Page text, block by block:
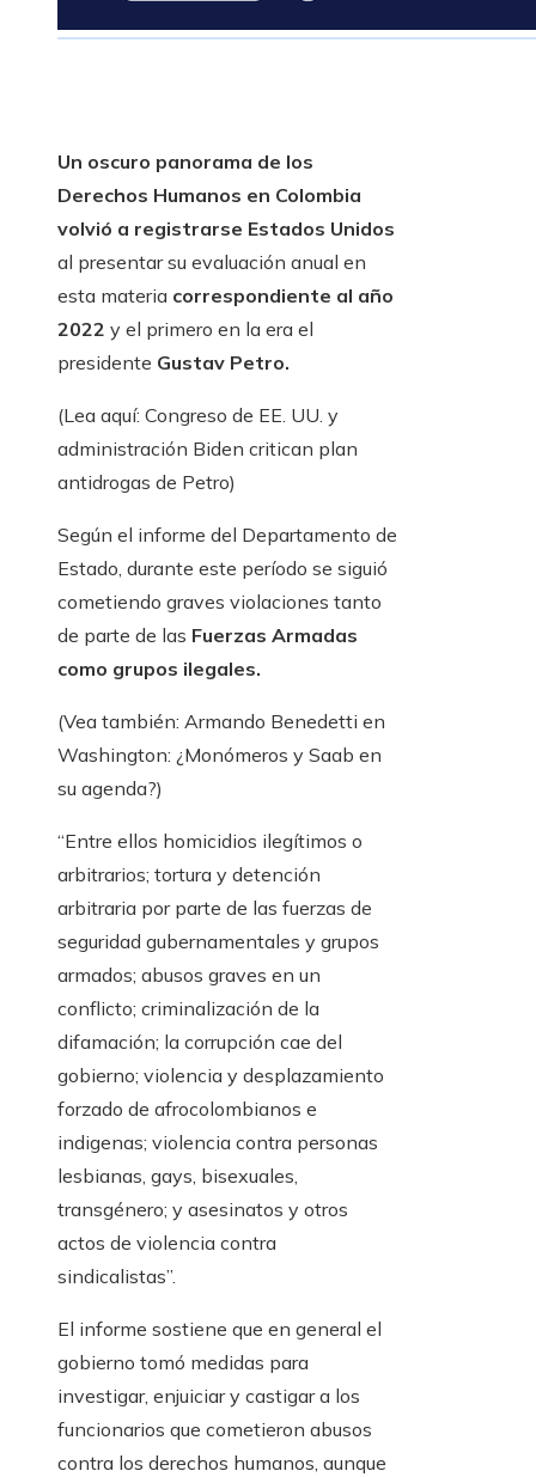
Un oscuro panorama de los
Derechos Humanos en Colombia
volvió a registrarse Estados Unidos
al presentar su evaluación anual en
esta materia correspondiente al año
2022 y el primero en la era el
presidente Gustav Petro.
(Lea aquí: Congreso de EE. UU. y
administración Biden critican plan
antidrogas de Petro)
Según el informe del Departamento de
Estado, durante este período se siguió
cometiendo graves violaciones tanto
de parte de las Fuerzas Armadas
como grupos ilegales.
(Vea también: Armando Benedetti en
Washington: ¿Monómeros y Saab en
su agenda?)
“Entre ellos homicidios ilegítimos o
arbitrarios; tortura y detención
arbitraria por parte de las fuerzas de
seguridad gubernamentales y grupos
armados; abusos graves en un
conflicto; criminalización de la
difamación; la corrupción cae del
gobierno; violencia y desplazamiento
forzado de afrocolombianos e
indigenas; violencia contra personas
lesbianas, gays, bisexuales,
transgénero; y asesinatos y otros
actos de violencia contra
sindicalistas”.
El informe sostiene que en general el
gobierno tomó medidas para
investigar, enjuiciar y castigar a los
funcionarios que cometieron abusos
contra los derechos humanos, aunque